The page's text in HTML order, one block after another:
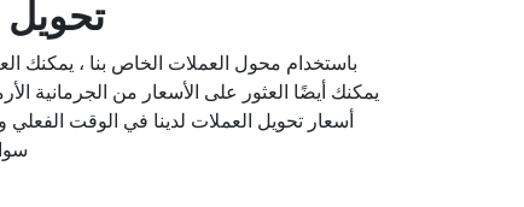
تحويل AMD إلى ISK
أسعار تحويل العملات لدينا في الوقت الفعلي